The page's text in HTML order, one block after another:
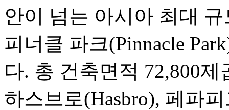
안이 넘는 아시아 최대
피너클 파크(Pinnacle
다. 총 건축면적 72,800
하스브로(Hasbro), 페파